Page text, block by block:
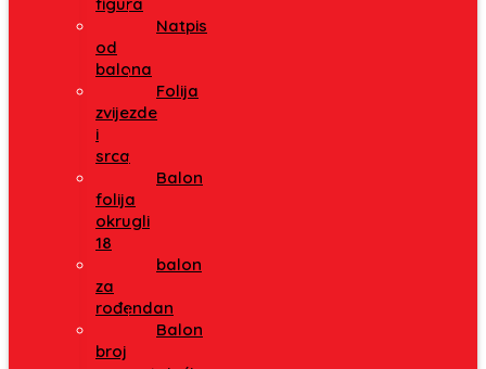
Natpis
od
balona
Folija
zvijezde
i
srca
Balon
folija
okrugli
18
balon
za
rođendan
Balon
broj